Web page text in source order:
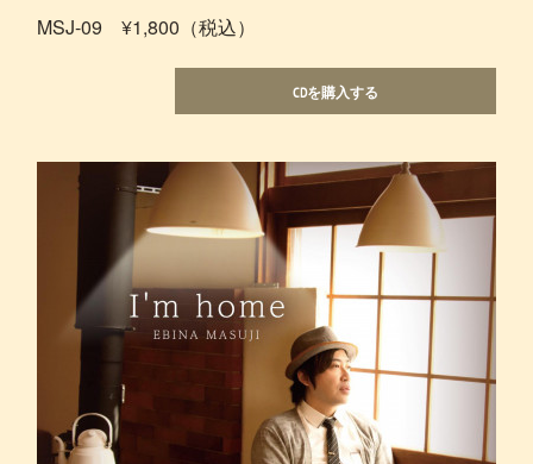
MSJ-09 ¥1,800（税込）
CDを購入する